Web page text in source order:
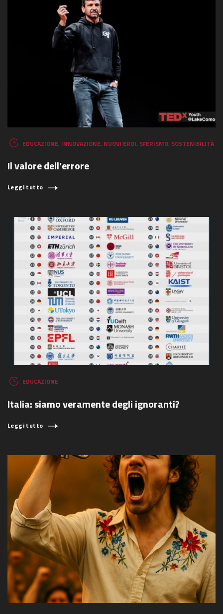
EDUCAZIONE, INNOVAZIONE, NUOVI EROI, SFERISMO, SOSTENIBILITÀ
Il valore dell’errore
Leggi tutto
EDUCAZIONE
Italia: siamo veramente degli ignoranti?
Leggi tutto